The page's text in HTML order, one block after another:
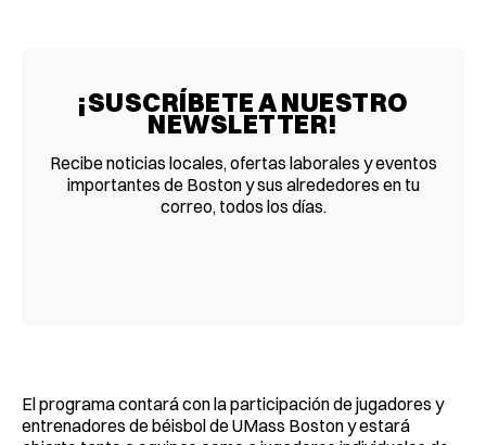
¡SUSCRÍBETE A NUESTRO
NEWSLETTER!
Recibe noticias locales, ofertas laborales y eventos
importantes de Boston y sus alrededores en tu
correo, todos los días.
El programa contará con la participación de jugadores y
entrenadores de béisbol de UMass Boston y estará